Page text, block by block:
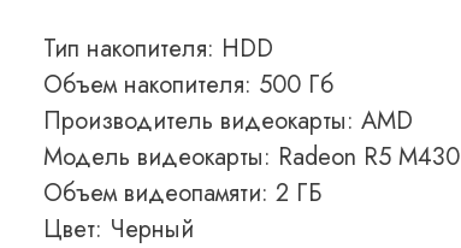
Тип накопителя: HDD
Объем накопителя: 500 Гб
Производитель видеокарты: AMD
Модель видеокарты: Radeon R5 M430
Объем видеопамяти: 2 ГБ
Цвет: Черный